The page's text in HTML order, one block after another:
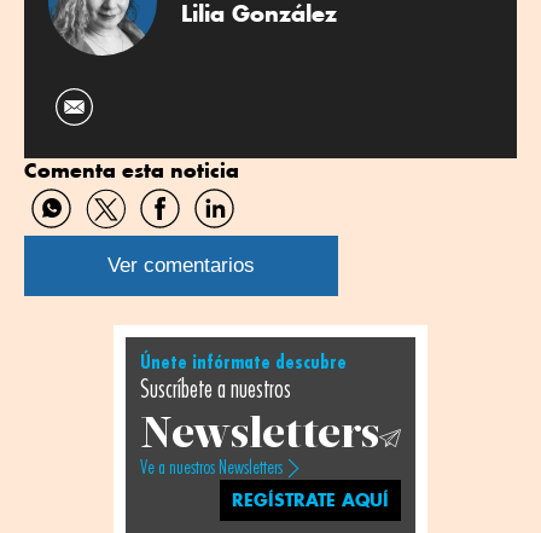
Lilia González
Comenta esta noticia
Compartir
por
WhatsApp
Compartir
por
Twitter
Compartir
por
Facebook
Compartir
por
Linkedin
Ver comentarios
Únete infórmate descubre
Suscríbete a nuestros
Newsletters
Ve a nuestros Newsletters
REGÍSTRATE AQUÍ